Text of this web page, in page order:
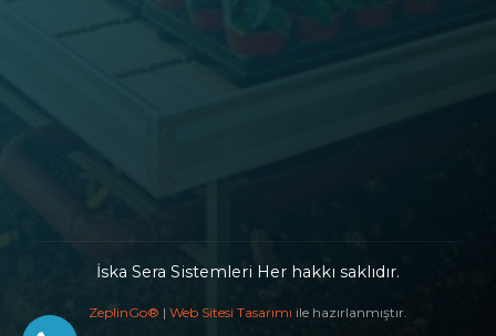
İska Sera Sistemleri Her hakkı saklıdır.
ZeplinGo® | Web Sitesi Tasarımı ile hazırlanmıştır.